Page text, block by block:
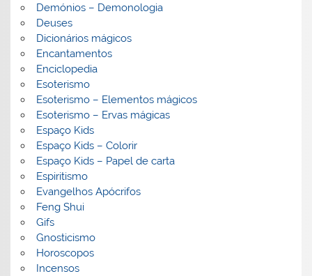
Demónios – Demonologia
Deuses
Dicionários mágicos
Encantamentos
Enciclopedia
Esoterismo
Esoterismo – Elementos mágicos
Esoterismo – Ervas mágicas
Espaço Kids
Espaço Kids – Colorir
Espaço Kids – Papel de carta
Espiritismo
Evangelhos Apócrifos
Feng Shui
Gifs
Gnosticismo
Horoscopos
Incensos